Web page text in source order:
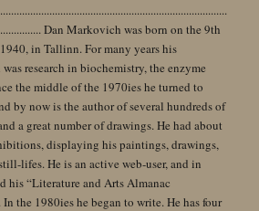
Dan Markovich was born on the 9th
in Tallinn. For many years his
research in biochemistry, the enzyme
the middle of the 1970ies he turned to
by now is the author of several hundreds of
a great number of drawings. He had about
displaying his paintings, drawings,
lifes. He is an active web-user, and in
his “Literature and Arts Almanac
In the 1980ies he began to write. He has four